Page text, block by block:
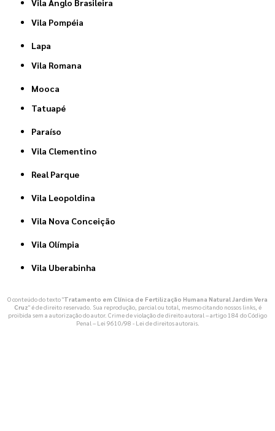
Vila Pompéia
Lapa
Vila Romana
Mooca
Tatuapé
Paraíso
Vila Clementino
Real Parque
Vila Leopoldina
Vila Nova Conceição
Vila Olímpia
Vila Uberabinha
O conteúdo do texto "Tratamento em Clínica de Fertilização Humana Natural Jardim Vera
Cruz" é de direito reservado. Sua reprodução, parcial ou total, mesmo citando nossos links, é
proibida sem a autorização do autor. Crime de violação de direito autoral – artigo 184 do Código
Penal – Lei 9610/98 - Lei de direitos autorais.